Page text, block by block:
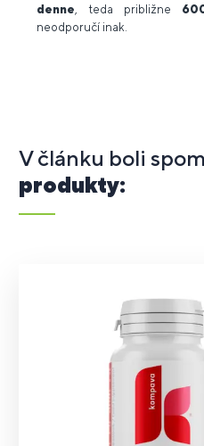
denne, teda približne
neodporučí inak.
V článku boli
produkty: